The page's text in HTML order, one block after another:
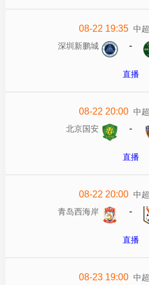
08-22 19:35 中超
深圳新鹏城
-
直播
08-22 20:00 中超
北京国安
-
直播
08-22 20:00 中超
青岛西海岸
-
直播
08-23 19:00 中超